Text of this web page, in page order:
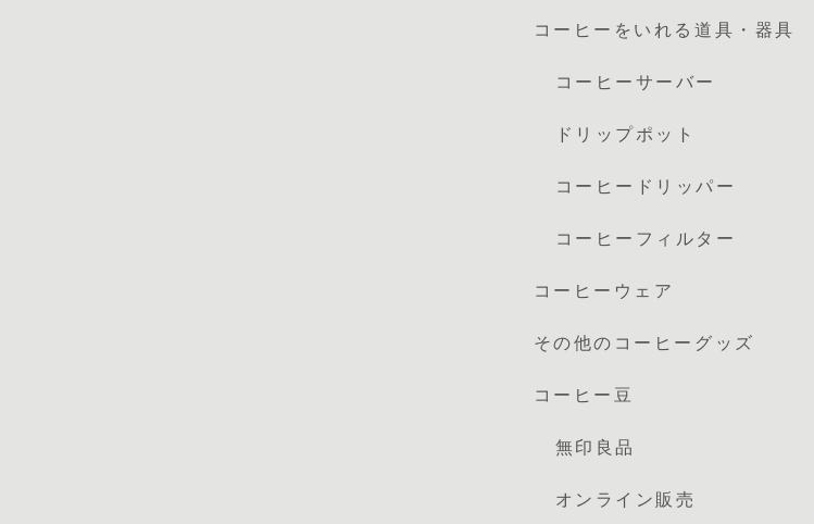
コーヒーをいれる道具・器具
コーヒーサーバー
ドリップポット
コーヒードリッパー
コーヒーフィルター
コーヒーウェア
その他のコーヒーグッズ
コーヒー豆
無印良品
オンライン販売